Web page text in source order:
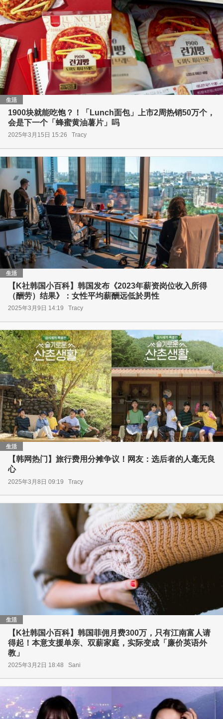
生活
1900块就能吃饱？！「Lunch面包」上市2周热销50万个，
会是下一个「蜂蜜黄油薯片」吗
2025年3月15日 15:26 Tracy
生活
【K社韩国小百科】韩国发布《2023年薪资岗位收入所得
（酬劳）结果》：女性平均薪酬远低於男性
2025年3月9日 14:19 Tracy
生活
【韩网热门】旅行费用分摊争议！网友：选后者的人毫无良
心
2025年3月8日 09:19 Tracy
生活
【K社韩国小百科】韩国菲佣月费300万，只有江南富人请
得起！本意支援单亲、双薪家庭，实际变成「廉价英语外
教」
2025年3月2日 18:48 Sani